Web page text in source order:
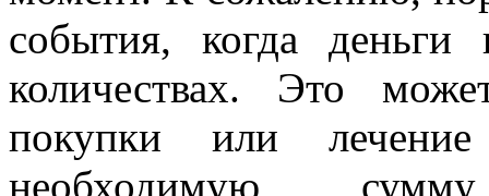
события, когда
количествах. Это
покупки или
необходимую